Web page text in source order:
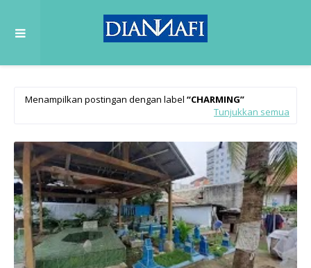
Menampilkan postingan dengan label
CHARMING
Tunjukkan semua